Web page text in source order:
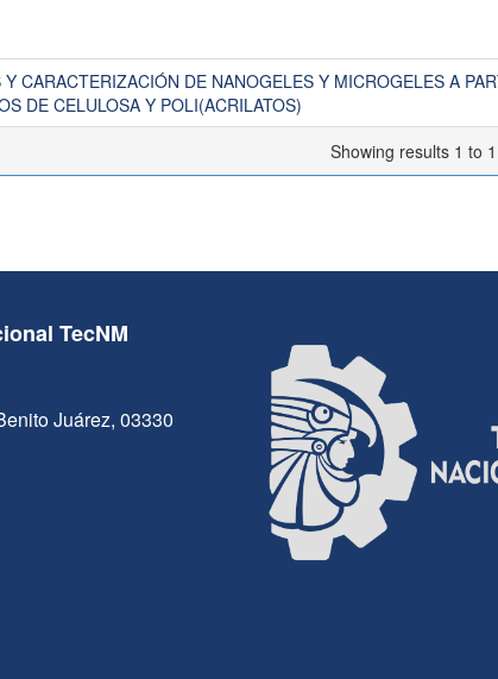
Y CARACTERIZACIÓN DE NANOGELES Y MICROGELES A
DE CELULOSA Y POLI(ACRILATOS)
Showing results 1 to
TecNM
Juárez, 03330